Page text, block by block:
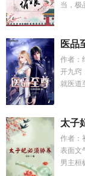
当，极
医品
作者：
开九窍
就医道
太子
作者：
表面文
男主桓